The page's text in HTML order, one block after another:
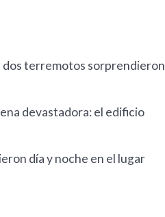
dos terremotos sorprendieron
devastadora: el edificio
día y noche en el lugar